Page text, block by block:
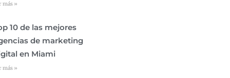
más »
10 de las mejores
de marketing
en Miami
más »